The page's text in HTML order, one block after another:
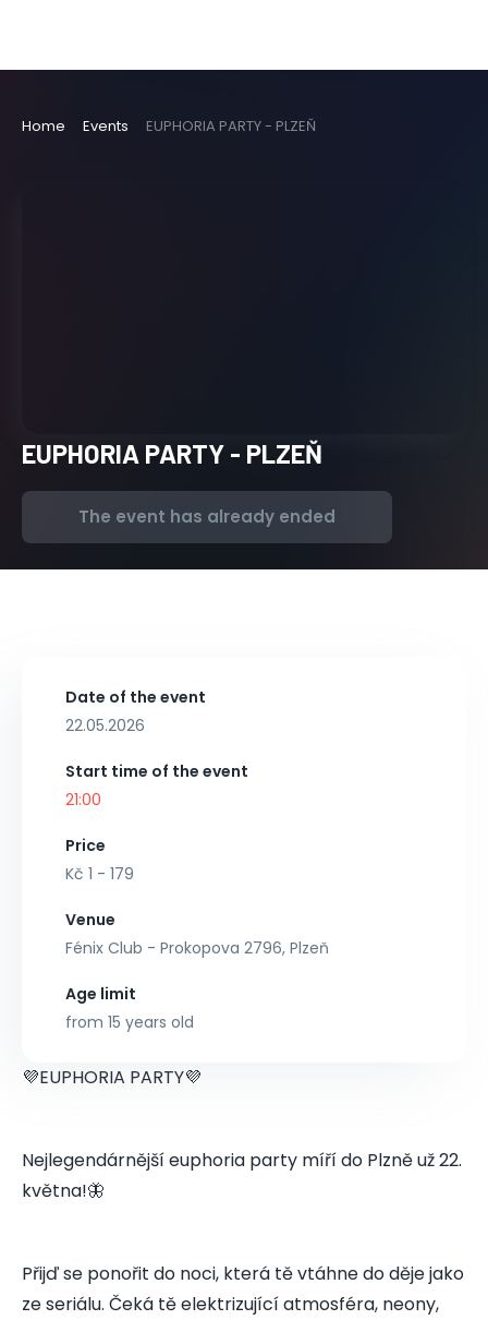
Home Events EUPHORIA PARTY - PLZEŇ
EUPHORIA PARTY - PLZEŇ
The event has already ended
Date of the event
22.05.2026
Start time of the event
21:00
Price
Kč 1 - 179
Venue
Fénix Club - Prokopova 2796, Plzeň
Age limit
from 15 years old
💜EUPHORIA PARTY💜
Nejlegendárnější euphoria party míří do Plzně už 22.
května!🦋
Přijď se ponořit do noci, která tě vtáhne do děje jako
ze seriálu. Čeká tě elektrizující atmosféra, neony,